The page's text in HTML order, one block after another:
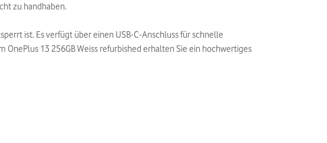
zu handhaben.
ist. Es verfügt über einen USB-C-Anschluss für schnelle
13 256GB Weiss refurbished erhalten Sie ein hochwertiges